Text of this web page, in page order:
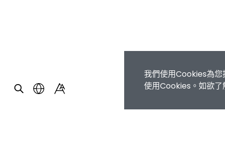
我們使用Cookies為您
使用Cookies。如欲了